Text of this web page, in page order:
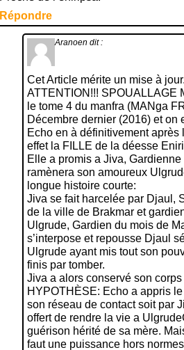
Répondre
Aranoen dit :
Cet Article mérite un mise à
ATTENTION!!! SPOUALLAGE
le tome 4 du manfra (MANga
Décembre dernier (2016) et on
Echo en à définitivement après
effet la FILLE de la déesse
Elle a promis a Jiva,
ramènera son amoureux
longue histoire courte:
Jiva se fait harcelée par Djaul,
de la ville de Brakmar et
Ulgrude, Gardien du mois de
s’interpose et repousse Djaul
Ulgrude ayant mis tout son
finis par tomber.
Jiva a alors conservé son
HYPOTHÈSE: Echo a appris
son réseau de contact soit par
offert de rendre la vie a
guérison hérité de sa mère.
faut une puissance hors